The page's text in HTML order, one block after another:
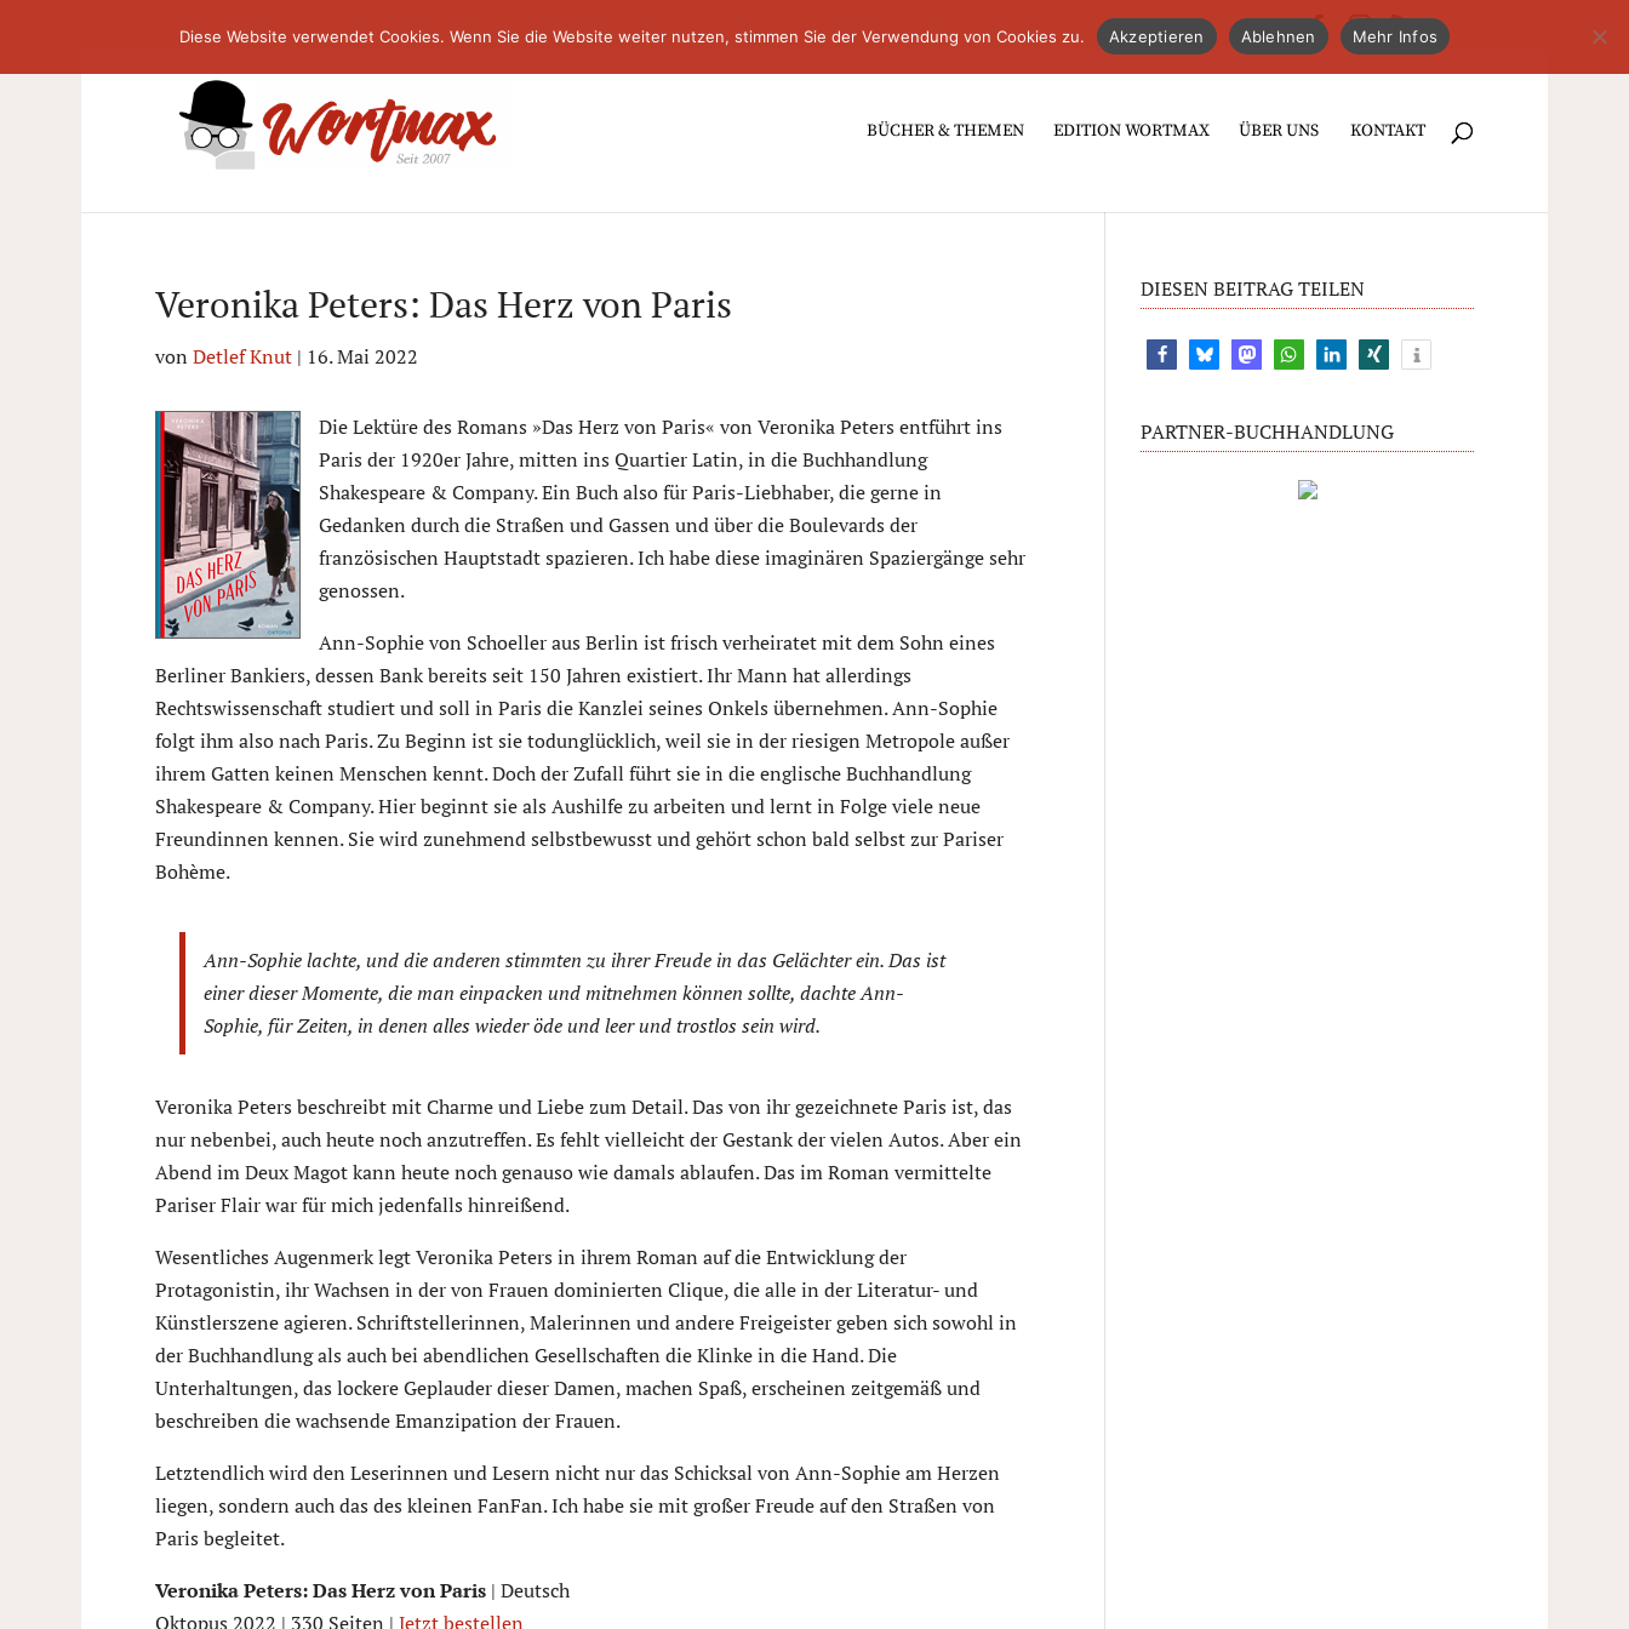
BÜCHER & THEMEN EDITION WORTMAX ÜBER UNS KONTAKT
Veronika Peters: Das Herz von Paris
von Detlef Knut| 16. Mai 2022
Die Lektüre des Romans »Das Herz von Paris« von Veronika Peters entführt ins
Paris der 1920er Jahre, mitten ins Quartier Latin, in die Buchhandlung
Shakespeare & Company. Ein Buch also für Paris-Liebhaber, die gerne in
Gedanken durch die Straßen und Gassen und über die Boulevards der
französischen Hauptstadt spazieren. Ich habe diese imaginären Spaziergänge sehr
genossen.
Ann-Sophie von Schoeller aus Berlin ist frisch verheiratet mit dem Sohn eines
Berliner Bankiers, dessen Bank bereits seit 150 Jahren existiert. Ihr Mann hat allerdings
Rechtswissenschaft studiert und soll in Paris die Kanzlei seines Onkels übernehmen. Ann-Sophie
folgt ihm also nach Paris. Zu Beginn ist sie todunglücklich, weil sie in der riesigen Metropole außer
ihrem Gatten keinen Menschen kennt. Doch der Zufall führt sie in die englische Buchhandlung
Shakespeare & Company. Hier beginnt sie als Aushilfe zu arbeiten und lernt in Folge viele neue
Freundinnen kennen. Sie wird zunehmend selbstbewusst und gehört schon bald selbst zur Pariser
Bohème.
Ann-Sophie lachte, und die anderen stimmten zu ihrer Freude in das Gelächter ein. Das ist
einer dieser Momente, die man einpacken und mitnehmen können sollte, dachte Ann-
Sophie, für Zeiten, in denen alles wieder öde und leer und trostlos sein wird.
Veronika Peters beschreibt mit Charme und Liebe zum Detail. Das von ihr gezeichnete Paris ist, das
nur nebenbei, auch heute noch anzutreffen. Es fehlt vielleicht der Gestank der vielen Autos. Aber ein
Abend im Deux Magot kann heute noch genauso wie damals ablaufen. Das im Roman vermittelte
Pariser Flair war für mich jedenfalls hinreißend.
Wesentliches Augenmerk legt Veronika Peters in ihrem Roman auf die Entwicklung der
Protagonistin, ihr Wachsen in der von Frauen dominierten Clique, die alle in der Literatur- und
Künstlerszene agieren. Schriftstellerinnen, Malerinnen und andere Freigeister geben sich sowohl in
der Buchhandlung als auch bei abendlichen Gesellschaften die Klinke in die Hand. Die
Unterhaltungen, das lockere Geplauder dieser Damen, machen Spaß, erscheinen zeitgemäß und
beschreiben die wachsende Emanzipation der Frauen.
Letztendlich wird den Leserinnen und Lesern nicht nur das Schicksal von Ann-Sophie am Herzen
liegen, sondern auch das des kleinen FanFan. Ich habe sie mit großer Freude auf den Straßen von
Paris begleitet.
Veronika Peters: Das Herz von Paris| Deutsch
Oktopus 2022 | 330 Seiten | Jetzt bestellen
DIESEN BEITRAG TEILEN
PARTNER-BUCHHANDLUNG
Diese Website verwendet Cookies. Wenn Sie die Website weiter nutzen, stimmen Sie der Verwendung von Cookies zu. Akzeptieren Ablehnen Mehr Infos